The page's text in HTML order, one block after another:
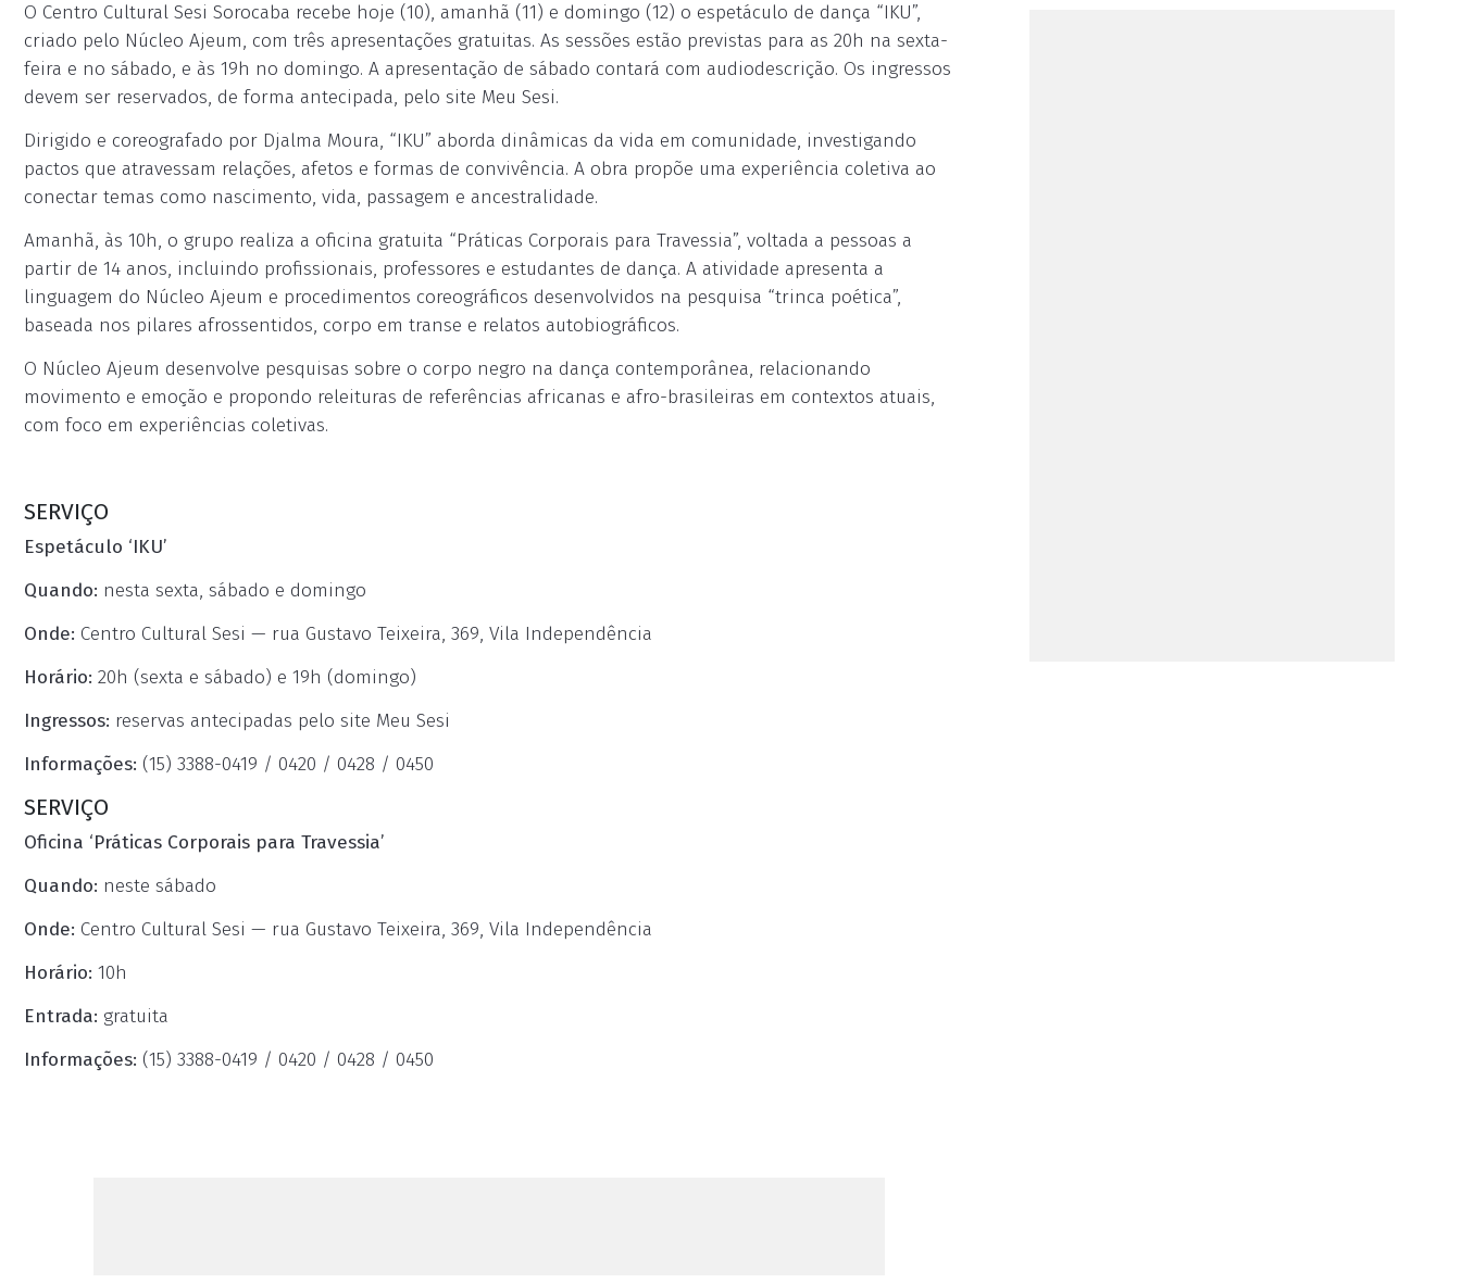
O Centro Cultural Sesi Sorocaba recebe hoje (10), amanhã (11) e domingo (12) o espetáculo de dança “IKU”,
criado pelo Núcleo Ajeum, com três apresentações gratuitas. As sessões estão previstas para as 20h na sexta-
feira e no sábado, e às 19h no domingo. A apresentação de sábado contará com audiodescrição. Os ingressos
devem ser reservados, de forma antecipada, pelo site Meu Sesi.
Dirigido e coreografado por Djalma Moura, “IKU” aborda dinâmicas da vida em comunidade, investigando
pactos que atravessam relações, afetos e formas de convivência. A obra propõe uma experiência coletiva ao
conectar temas como nascimento, vida, passagem e ancestralidade.
Amanhã, às 10h, o grupo realiza a oficina gratuita “Práticas Corporais para Travessia”, voltada a pessoas a
partir de 14 anos, incluindo profissionais, professores e estudantes de dança. A atividade apresenta a
linguagem do Núcleo Ajeum e procedimentos coreográficos desenvolvidos na pesquisa “trinca poética”,
baseada nos pilares afrossentidos, corpo em transe e relatos autobiográficos.
O Núcleo Ajeum desenvolve pesquisas sobre o corpo negro na dança contemporânea, relacionando
movimento e emoção e propondo releituras de referências africanas e afro-brasileiras em contextos atuais,
com foco em experiências coletivas.
SERVIÇO
Espetáculo ‘IKU’
Quando: nesta sexta, sábado e domingo
Onde: Centro Cultural Sesi — rua Gustavo Teixeira, 369, Vila Independência
Horário: 20h (sexta e sábado) e 19h (domingo)
Ingressos: reservas antecipadas pelo site Meu Sesi
Informações: (15) 3388-0419 / 0420 / 0428 / 0450
SERVIÇO
Oficina ‘Práticas Corporais para Travessia’
Quando: neste sábado
Onde: Centro Cultural Sesi — rua Gustavo Teixeira, 369, Vila Independência
Horário: 10h
Entrada: gratuita
Informações: (15) 3388-0419 / 0420 / 0428 / 0450